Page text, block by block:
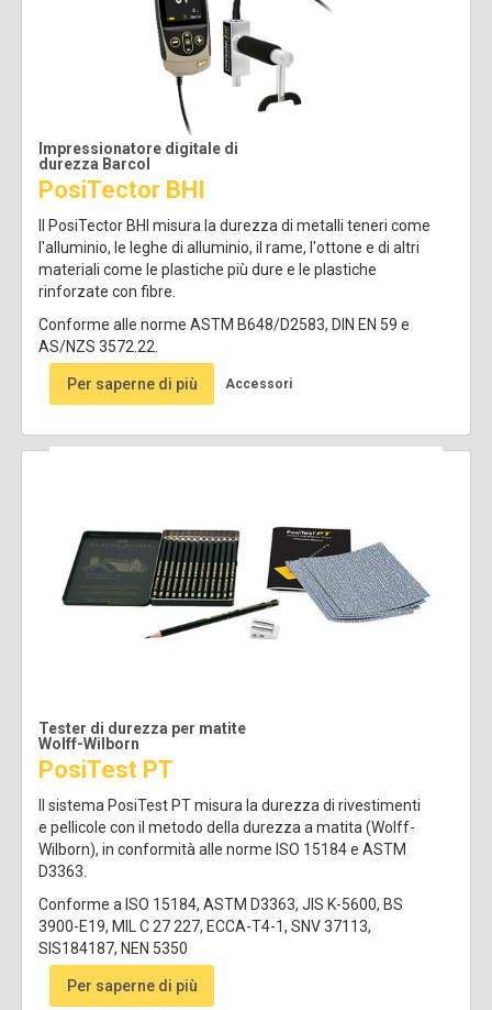
Impressionatore digitale di
durezza Barcol
PosiTector BHI
Il PosiTector BHI misura la durezza di metalli teneri come
l'alluminio, le leghe di alluminio, il rame, l'ottone e di altri
materiali come le plastiche più dure e le plastiche
rinforzate con fibre.
Conforme alle norme ASTM B648/D2583, DIN EN 59 e
AS/NZS 3572.22.
Per saperne di più Accessori
Tester di durezza per matite
Wolff-Wilborn
PosiTest PT
Il sistema PosiTest PT misura la durezza di rivestimenti
e pellicole con il metodo della durezza a matita (Wolff-
Wilborn), in conformità alle norme ISO 15184 e ASTM
D3363.
Conforme a ISO 15184, ASTM D3363, JIS K-5600, BS
3900-E19, MIL C 27 227, ECCA-T4-1, SNV 37113,
SIS184187, NEN 5350
Per saperne di più